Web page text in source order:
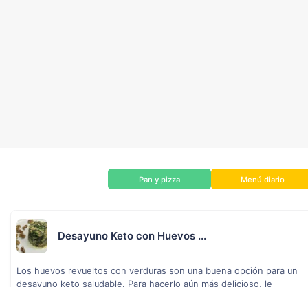
Pan y pizza Menú diario
Desayuno Keto con Huevos ...
Los huevos revueltos con verduras son una buena opción para un
desayuno keto saludable. Para hacerlo aún más delicioso, le